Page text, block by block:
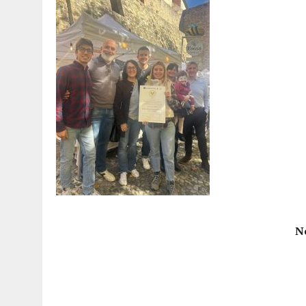
15 DICEMBRE 2025 | PANETTONI, TORRONE E CONTRO-PANETTONE:
11 DICEMBRE 2025 | LA GUIDA FLOS OLEI INCORONA I “MAGNIFICI 7”
11 DICEMBRE 2025 | DANTE ALIGHIERI E L’USO DI PAPAVERINA: ECCO
10 DICEMBRE 2025 | MONTESCUDO, AL TEATRO ROSASPINA PRIMA
6 DICEMBRE 2025 |
CATTOLICA, I FRATELLI RAUCCI CONFERMANO LA
1 AGOSTO 2026
| A CATTOLICA APRE “RAVEN”: IL PRIMO “DRINK PLAY